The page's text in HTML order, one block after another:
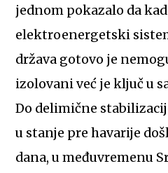
jednom pokazalo da
elektroenergetski
država gotovo je
izolovani već je ključ u
Do delimične
u stanje pre havarije
dana, u međuvremenu